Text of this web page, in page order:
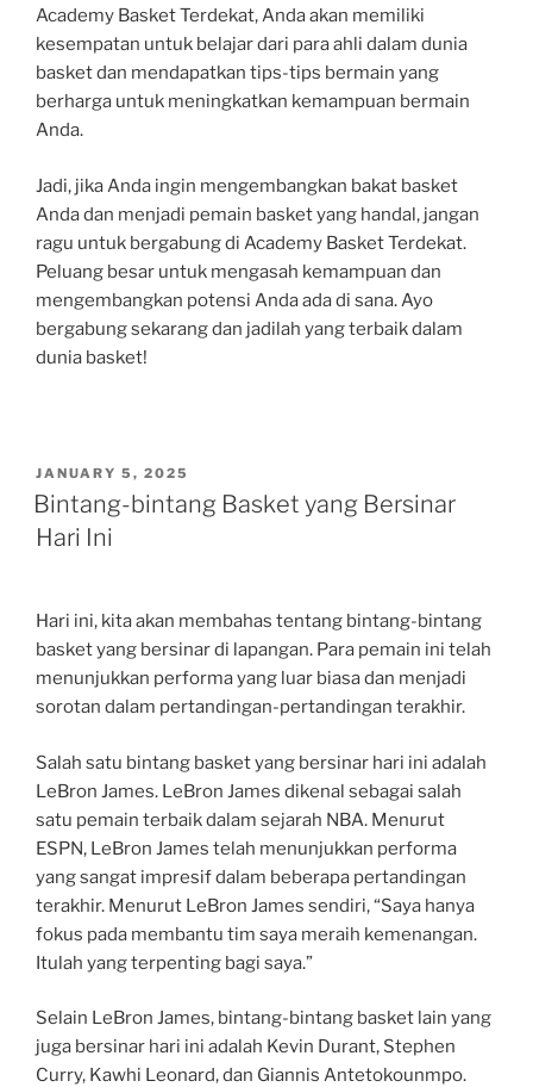
Academy Basket Terdekat, Anda akan memiliki
kesempatan untuk belajar dari para ahli dalam dunia
basket dan mendapatkan tips-tips bermain yang
berharga untuk meningkatkan kemampuan bermain
Anda.
Jadi, jika Anda ingin mengembangkan bakat basket
Anda dan menjadi pemain basket yang handal, jangan
ragu untuk bergabung di Academy Basket Terdekat.
Peluang besar untuk mengasah kemampuan dan
mengembangkan potensi Anda ada di sana. Ayo
bergabung sekarang dan jadilah yang terbaik dalam
dunia basket!
POSTED
ON
JANUARY 5, 2025
Bintang-bintang Basket yang Bersinar
Hari Ini
Hari ini, kita akan membahas tentang bintang-bintang
basket yang bersinar di lapangan. Para pemain ini telah
menunjukkan performa yang luar biasa dan menjadi
sorotan dalam pertandingan-pertandingan terakhir.
Salah satu bintang basket yang bersinar hari ini adalah
LeBron James. LeBron James dikenal sebagai salah
satu pemain terbaik dalam sejarah NBA. Menurut
ESPN, LeBron James telah menunjukkan performa
yang sangat impresif dalam beberapa pertandingan
terakhir. Menurut LeBron James sendiri, “Saya hanya
fokus pada membantu tim saya meraih kemenangan.
Itulah yang terpenting bagi saya.”
Selain LeBron James, bintang-bintang basket lain yang
juga bersinar hari ini adalah Kevin Durant, Stephen
Curry, Kawhi Leonard, dan Giannis Antetokounmpo.